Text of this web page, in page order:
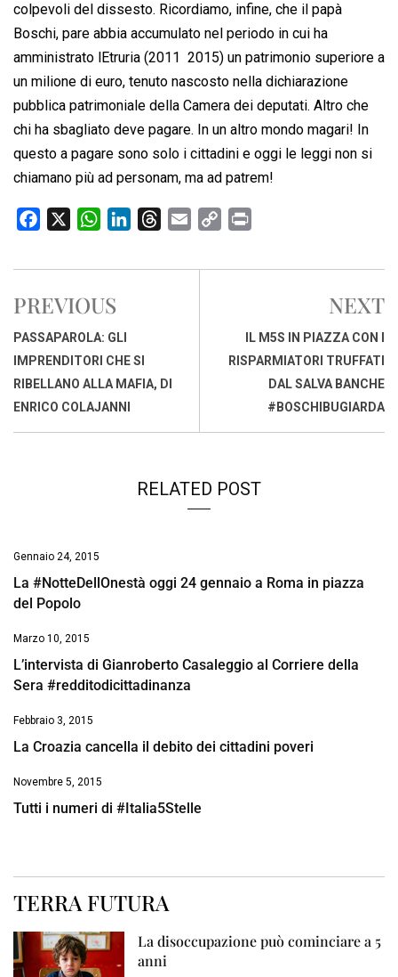
colpevoli del dissesto. Ricordiamo, infine, che il papà
Boschi, pare abbia accumulato nel periodo in cui ha
amministrato lEtruria (2011  2015) un patrimonio superiore a
un milione di euro, tenuto nascosto nella dichiarazione
pubblica patrimoniale della Camera dei deputati. Altro che
chi ha sbagliato deve pagare. In un altro mondo magari! In
questo a pagare sono solo i cittadini e oggi le leggi non si
chiamano più ad personam, ma ad patrem!
c
b
o
o
k
W
a
s
A
p
p
n
I
n
r
a
p
i
PREVIOUS
PASSAPAROLA: GLI
IMPRENDITORI CHE SI
RIBELLANO ALLA MAFIA, DI
ENRICO COLAJANNI
NEXT
IL M5S IN PIAZZA CON I
RISPARMIATORI TRUFFATI
DAL SALVA BANCHE
#BOSCHIBUGIARDA
RELATED POST
Gennaio 24, 2015
La #NotteDellOnestà oggi 24 gennaio a Roma in piazza
del Popolo
Marzo 10, 2015
L’intervista di Gianroberto Casaleggio al Corriere della
Sera #redditodicittadinanza
Febbraio 3, 2015
La Croazia cancella il debito dei cittadini poveri
Novembre 5, 2015
Tutti i numeri di #Italia5Stelle
TERRA FUTURA
La disoccupazione può cominciare a 5
anni